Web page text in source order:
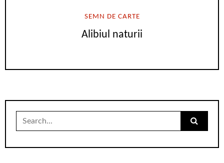
SEMN DE CARTE
Alibiul naturii
Search